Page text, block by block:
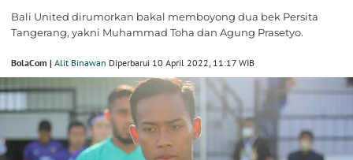
Bali United dirumorkan bakal memboyong dua bek Persita
Tangerang, yakni Muhammad Toha dan Agung Prasetyo.
BolaCom | Alit Binawan Diperbarui 10 April 2022, 11:17 WIB